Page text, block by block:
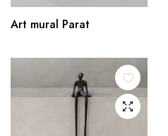
Art mural Parat